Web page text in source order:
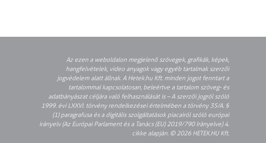
Az ezen a weboldalon megjelenő szövegek, grafikák, képek,
hangfelvételek, video anyagok vagy egyéb tartalmak szerzői
jogvédelem alatt állnak. A Hetek.hu Kft. minden jogot fenntart a
tartalommal kapcsolatosan, beleértve a tartalom szöveg- és
adatbányászat céljára való felhasználását is – A szerzői jogról szóló
1999. évi LXXVI. törvény rendelkezései értelmében a törvény 35/A. §
(1) paragrafusa és a digitális szolgáltatások piacairól szóló európai
irányelv (Az Európai Parlament és a Tanács (EU) 2019/790 Irányelve) 4.
cikke alapján. © 2026 HETEK.HU Kft.